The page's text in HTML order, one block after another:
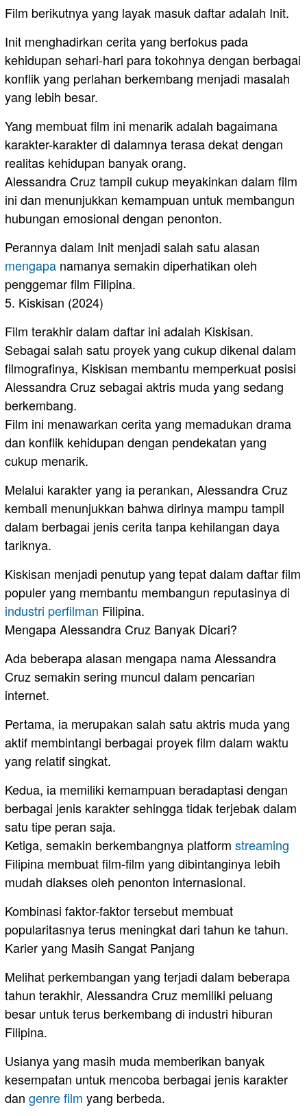
Film berikutnya yang layak masuk daftar adalah Init.
Init menghadirkan cerita yang berfokus pada
kehidupan sehari-hari para tokohnya dengan berbagai
konflik yang perlahan berkembang menjadi masalah
yang lebih besar.
Yang membuat film ini menarik adalah bagaimana
karakter-karakter di dalamnya terasa dekat dengan
realitas kehidupan banyak orang.
Alessandra Cruz tampil cukup meyakinkan dalam film
ini dan menunjukkan kemampuan untuk membangun
hubungan emosional dengan penonton.
Perannya dalam Init menjadi salah satu alasan
mengapa namanya semakin diperhatikan oleh
penggemar film Filipina.
5. Kiskisan (2024)
Film terakhir dalam daftar ini adalah Kiskisan.
Sebagai salah satu proyek yang cukup dikenal dalam
filmografinya, Kiskisan membantu memperkuat posisi
Alessandra Cruz sebagai aktris muda yang sedang
berkembang.
Film ini menawarkan cerita yang memadukan drama
dan konflik kehidupan dengan pendekatan yang
cukup menarik.
Melalui karakter yang ia perankan, Alessandra Cruz
kembali menunjukkan bahwa dirinya mampu tampil
dalam berbagai jenis cerita tanpa kehilangan daya
tariknya.
Kiskisan menjadi penutup yang tepat dalam daftar film
populer yang membantu membangun reputasinya di
industri perfilman Filipina.
Mengapa Alessandra Cruz Banyak Dicari?
Ada beberapa alasan mengapa nama Alessandra
Cruz semakin sering muncul dalam pencarian
internet.
Pertama, ia merupakan salah satu aktris muda yang
aktif membintangi berbagai proyek film dalam waktu
yang relatif singkat.
Kedua, ia memiliki kemampuan beradaptasi dengan
berbagai jenis karakter sehingga tidak terjebak dalam
satu tipe peran saja.
Ketiga, semakin berkembangnya platform streaming
Filipina membuat film-film yang dibintanginya lebih
mudah diakses oleh penonton internasional.
Kombinasi faktor-faktor tersebut membuat
popularitasnya terus meningkat dari tahun ke tahun.
Karier yang Masih Sangat Panjang
Melihat perkembangan yang terjadi dalam beberapa
tahun terakhir, Alessandra Cruz memiliki peluang
besar untuk terus berkembang di industri hiburan
Filipina.
Usianya yang masih muda memberikan banyak
kesempatan untuk mencoba berbagai jenis karakter
dan genre film yang berbeda.